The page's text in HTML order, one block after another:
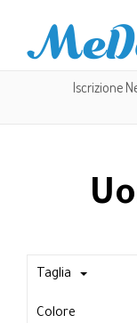
Iscrizione
Taglia
Colore